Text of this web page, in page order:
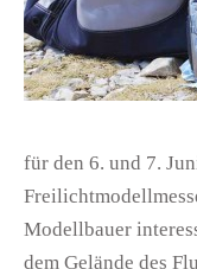
für den 6. und 7.
Modellbauer
dem Gelände des